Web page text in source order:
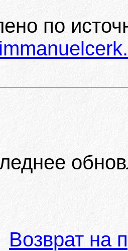
по
Возврат на